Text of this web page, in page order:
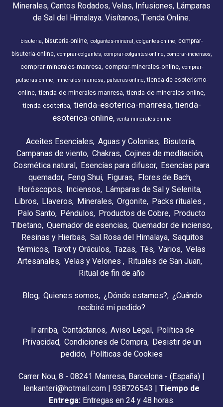
Minerales, Cantos Rodados, Velas, Infusiones, Lámparas
de Sal del Himalaya. Visítanos, Tienda Online.
bisuteria bisuteria-online colgantes-mineral colgantes-online
comprar-
bisuteria-online comprar-colgantes comprar-colgantes-online comprar-inciensos
comprar-minerales-manresa comprar-minerales-online comprar-
pulseras-online
minerales-manresa pulseras-online tienda-de-esoterismo-
online tienda-de-minerales-manresa tienda-de-minerales-online
tienda-esoterica tienda-esoterica-manresa tienda-
esoterica-online venta-minerales-online
Aceites Esenciales Aguas y Colonias
Bisutería
Campanas de viento Chakras Cojines de meditación
Cosmética natural Esencias para difusor Esencias para
quemador
Feng Shui Figuras
Flores de Bach
Horóscopos
Inciensos
Lámparas de Sal y Selenita
Libros
Llaveros Minerales Orgonite Packs rituales
Palo Santo Péndulos Productos de Cobre Producto
Tibetano Quemador de esencias Quemador de incienso
Resinas y Hierbas Sal Rosa del Himalaya Saquitos
térmicos Tarot y Oráculos Tazas Tés Varios Velas
Artesanales Velas y Velones
Rituales de San Juan
Ritual de fin de año
Blog Quienes somos ¿Dónde estamos?
¿Cuándo
recibiré mi pedido?
Ir arriba Contáctanos Aviso Legal
Política de
Privacidad Condiciones de Compra
Desistir de un
pedido
Políticas de Cookies
Carrer Nou, 8 - 08241 Manresa, Barcelona - (España) |
lenkanteri@hotmail.com | 938726543 | Tiempo de
Entrega: Entregas en 24 y 48 horas.